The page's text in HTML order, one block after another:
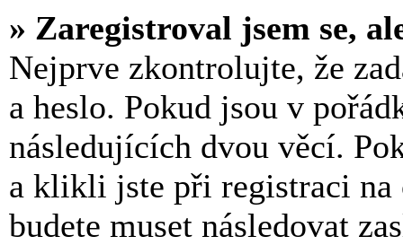
» Zaregistroval jsem se,
Nejprve zkontrolujte, že
a heslo. Pokud jsou v
následujících dvou věcí.
a klikli jste při registraci
budete muset následovat